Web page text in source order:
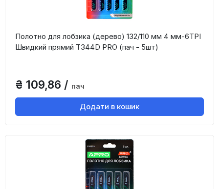
Полотно для лобзика (дерево) 132/110 мм 4 мм-6TPI
Швидкий прямий T344D PRO (пач - 5шт)
₴ 109,86 / пач
Додати в кошик